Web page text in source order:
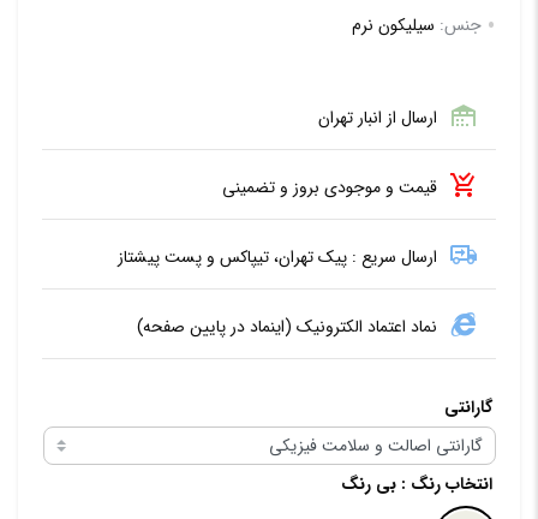
جنس: سیلیکون نرم
ارسال از انبار تهران
قیمت و موجودی بروز و تضمینی
ارسال سریع : پیک تهران، تیپاکس و پست پیشتاز
نماد اعتماد الکترونیک (اینماد در پایین صفحه)
گارانتی
انتخاب رنگ : بی رنگ